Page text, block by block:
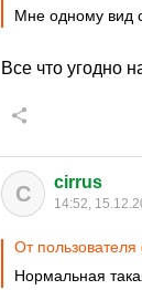
Мне одному вид
Все что угодно
C cirrus
14:52,
От пользователя
Нормальная